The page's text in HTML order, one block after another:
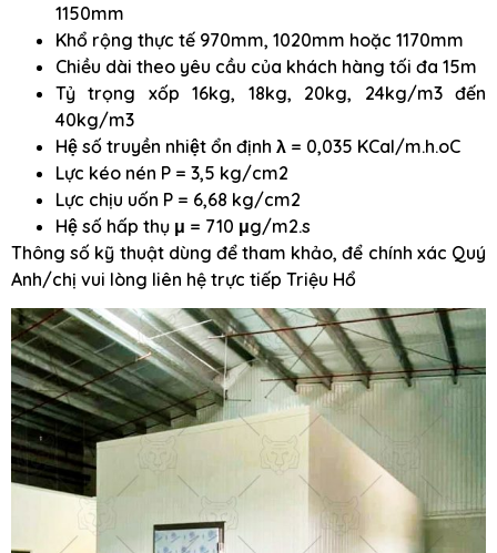
1150mm
Khổ rộng thực tế 970mm, 1020mm hoặc 1170mm
Chiều dài theo yêu cầu của khách hàng tối đa 15m
Tỷ trọng xốp 16kg, 18kg, 20kg, 24kg/m3 đến
40kg/m3
Hệ số truyền nhiệt ổn định λ = 0,035 KCal/m.h.oC
Lực kéo nén P = 3,5 kg/cm2
Lực chịu uốn P = 6,68 kg/cm2
Hệ số hấp thụ μ = 710 μg/m2.s
Thông số kỹ thuật dùng để tham khảo, để chính xác Quý
Anh/chị vui lòng liên hệ trực tiếp Triệu Hổ